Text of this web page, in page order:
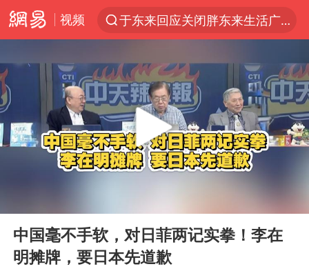
视频
于东来回应关闭胖东来生活广场店
杭州机场已取消航班388架次
《披荆斩棘2026》阵容官宣
白海豚北上或致京津冀暴雨
中国第1高楼阻尼器摆动明显
上海有出现龙卷潜势
国足U17与阿森纳决赛取消 并列冠军
2025年小学教师减少13.19万
Play
13:03
中国毫不手软，对日菲两记实拳！李在
明摊牌，要日本先道歉